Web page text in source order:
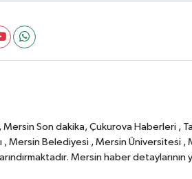
Son dakika, Çukurova Haberleri ,
, Mersin Belediyesi , Mersin Üniversitesi ,
Mersin haber